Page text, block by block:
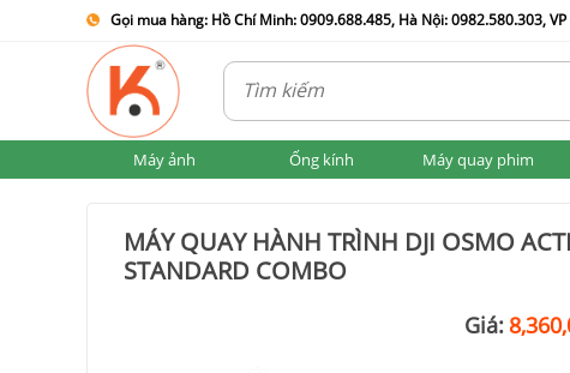
Gọi mua hàng: Hồ Chí Minh: 0909.688.485, Hà Nội: 0982.580.303,
Máy ảnh Ống kính Máy quay phim
MÁY QUAY HÀNH TRÌNH DJI OSMO
STANDARD COMBO
Giá: